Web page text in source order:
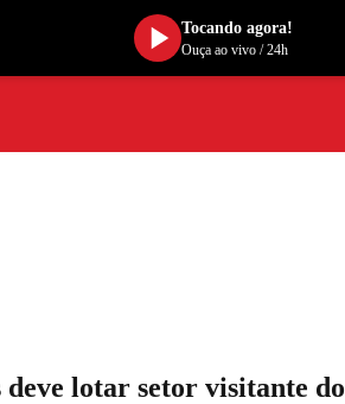
lotar setor visitante do
Tocando agora!
Ouça ao vivo/24h